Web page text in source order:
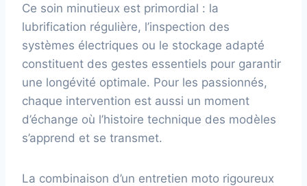
Ce soin minutieux est primordial : la
lubrification régulière, l’inspection des
systèmes électriques ou le stockage adapté
constituent des gestes essentiels pour garantir
une longévité optimale. Pour les passionnés,
chaque intervention est aussi un moment
d’échange où l’histoire technique des modèles
s’apprend et se transmet.
La combinaison d’un entretien moto rigoureux